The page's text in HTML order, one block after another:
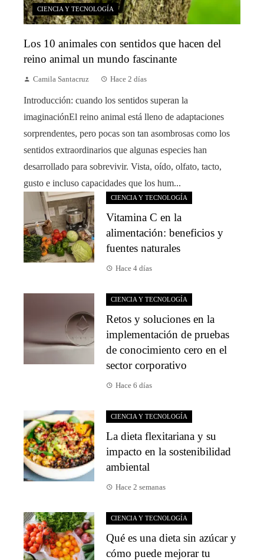
CIENCIA Y TECNOLOGÍA
Los 10 animales con sentidos que hacen del
reino animal un mundo fascinante
Camila Santacruz Hace 2 días
Introducción: cuando los sentidos superan la
imaginaciónEl reino animal está lleno de adaptaciones
sorprendentes, pero pocas son tan asombrosas como los
sentidos extraordinarios que algunas especies han
desarrollado para sobrevivir. Vista, oído, olfato, tacto,
gusto e incluso capacidades que los hum...
CIENCIA Y TECNOLOGÍA
Vitamina C en la
alimentación: beneficios y
fuentes naturales
Hace 4 días
CIENCIA Y TECNOLOGÍA
Retos y soluciones en la
implementación de pruebas
de conocimiento cero en el
sector corporativo
Hace 6 días
CIENCIA Y TECNOLOGÍA
La dieta flexitariana y su
impacto en la sostenibilidad
ambiental
Hace 2 semanas
CIENCIA Y TECNOLOGÍA
Qué es una dieta sin azúcar y
cómo puede mejorar tu